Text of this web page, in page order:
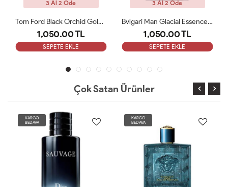
3 Al 2 Öde
Bvlgari Man Glacial Essence Edp 100 Ml Tester
1,050.00 TL
SEPETE EKLE
3 Al 2 Öde
Azzaro The Most Wanted Eau De Parfum Intense 100 Ml Tester
1,050.00 TL
SEPETE EKLE
Çok Satan Ürünler
KARGO
BEDAVA
KARGO
BEDAVA